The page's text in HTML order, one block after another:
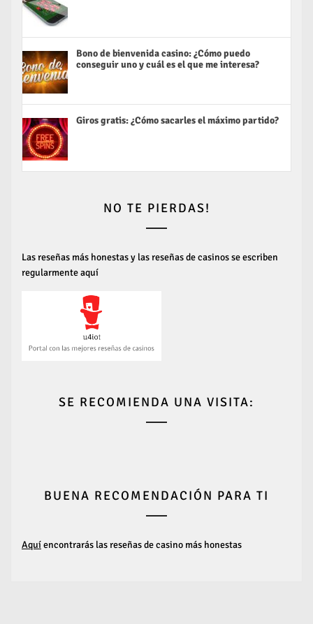
Bono de bienvenida casino: ¿Cómo puedo
conseguir uno y cuál es el que me interesa?
Giros gratis: ¿Cómo sacarles el máximo partido?
NO TE PIERDAS!
Las reseñas más honestas y las reseñas de casinos se escriben
regularmente aquí
SE RECOMIENDA UNA VISITA:
BUENA RECOMENDACIÓN PARA TI
Aquíencontrarás las reseñas de casino más honestas